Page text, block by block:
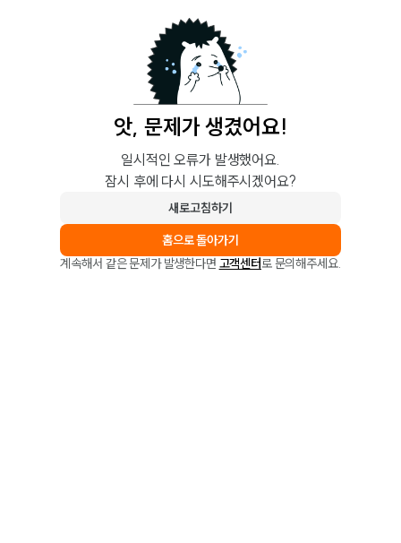
앗, 문제가 생겼어요!
일시적인 오류가 발생했어요.
잠시 후에 다시 시도해주시겠어요?
새로고침하기
홈으로 돌아가기
계속해서 같은 문제가 발생한다면 고객센터로 문의해주세요.